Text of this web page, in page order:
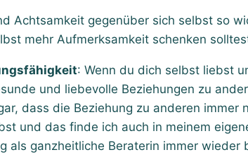
Achtsamkeit gegenüber sich selbst so
mehr Aufmerksamkeit schenken
: Wenn du dich selbst liebst
und liebevolle Beziehungen zu
dass die Beziehung zu anderen immer
und das finde ich auch in meinem
als ganzheitliche Beraterin immer wieder